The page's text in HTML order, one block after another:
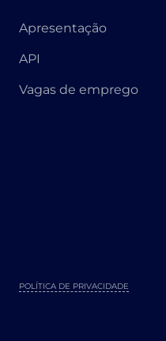
Apresentação
API
Vagas de emprego
POLÍTICA DE PRIVACIDADE